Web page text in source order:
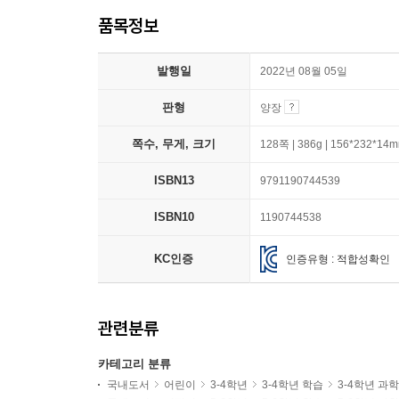
품목정보
발행일 2022년 08월 05일
판형 양장
쪽수, 무게, 크기 128쪽 | 386g |
ISBN13 9791190744539
ISBN10 1190744538
KC인증 인증유형 : 적합성확인
관련분류
카테고리 분류
국내도서 어린이 3-4학년 3-4학년 학습
3-4학년 과